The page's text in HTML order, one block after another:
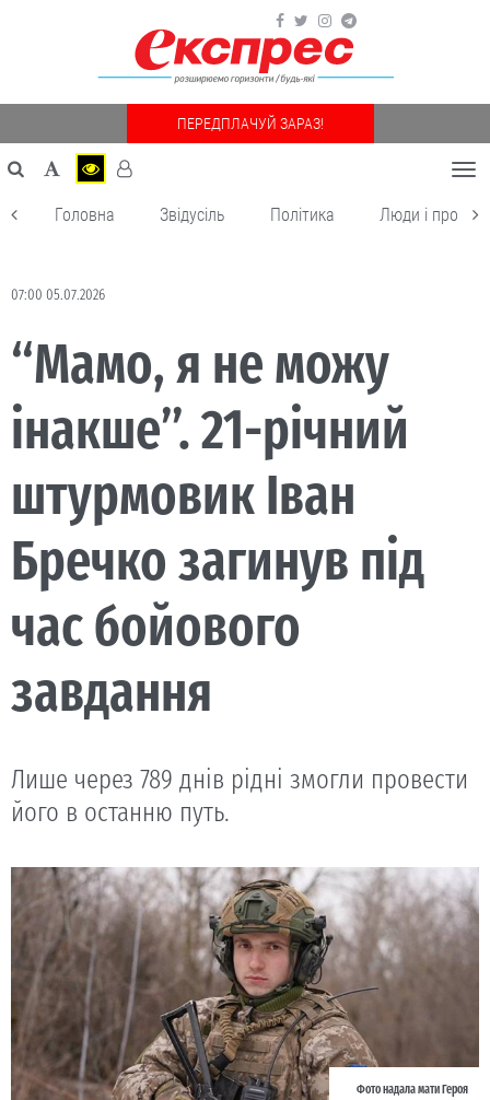
ПЕРЕДПЛАЧУЙ ЗАРАЗ!
Головна Звідусіль Політика Люди і
07:00 05.07.2026
“Мамо, я не можу
інакше”. 21-річний
штурмовик Іван
Бречко загинув під
час бойового
завдання
Лише через 789 днів рідні змогли провести
його в останню путь.
Фото надала мати Героя